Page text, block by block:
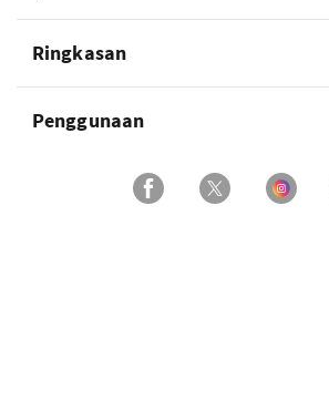
Ringkasan
Penggunaan